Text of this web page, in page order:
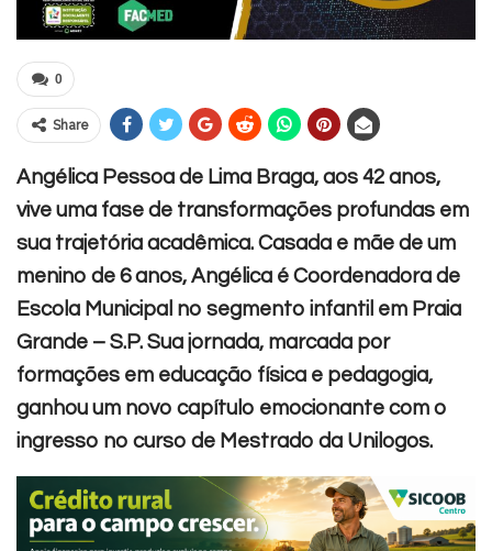
0
Share
Angélica Pessoa de Lima Braga, aos 42 anos,
vive uma fase de transformações profundas em
sua trajetória acadêmica. Casada e mãe de um
menino de 6 anos, Angélica é Coordenadora de
Escola Municipal no segmento infantil em Praia
Grande – S.P. Sua jornada, marcada por
formações em educação física e pedagogia,
ganhou um novo capítulo emocionante com o
ingresso no curso de Mestrado da Unilogos.